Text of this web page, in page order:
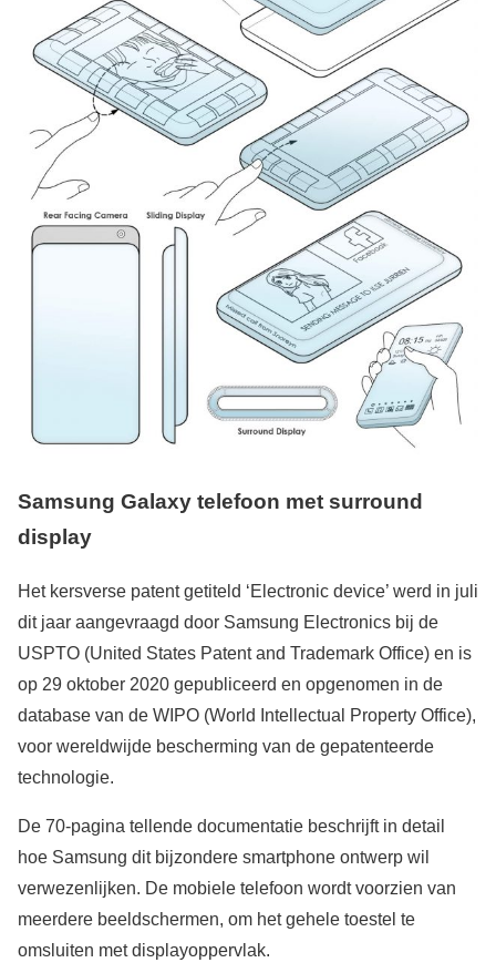
Samsung Galaxy telefoon met surround
display
Het kersverse patent getiteld ‘Electronic device’ werd in juli
dit jaar aangevraagd door Samsung Electronics bij de
USPTO (United States Patent and Trademark Office) en is
op 29 oktober 2020 gepubliceerd en opgenomen in de
database van de WIPO (World Intellectual Property Office),
voor wereldwijde bescherming van de gepatenteerde
technologie.
De 70-pagina tellende documentatie beschrijft in detail
hoe Samsung dit bijzondere smartphone ontwerp wil
verwezenlijken. De mobiele telefoon wordt voorzien van
meerdere beeldschermen, om het gehele toestel te
omsluiten met displayoppervlak.